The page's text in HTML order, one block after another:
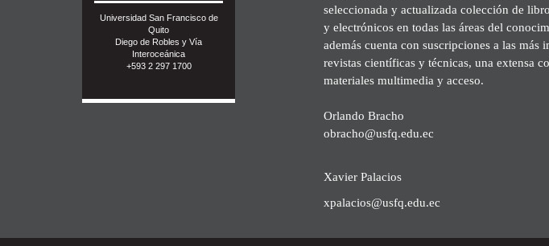
Universidad San Francisco de
Quito
Diego de Robles y Vía
Interoceánica
+593 2 297 1700
seleccionada y actualizada colección de
y electrónicos en todas las áreas del
además cuenta con suscripciones a las más
revistas científicas y técnicas, una extensa
materiales multimedia y acceso.
Orlando Bracho
obracho@usfq.edu.ec
Xavier Palacios
xpalacios@usfq.edu.ec